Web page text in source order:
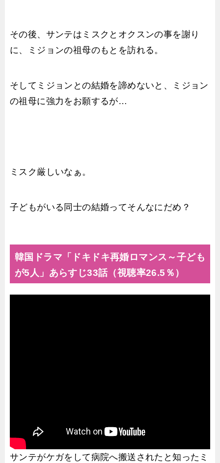
その後、サンテはミスクとオクスンの事を謝り
に、ミジョンの祖母のもとを訪れる。
そしてミジョンとの結婚を諦めないと、ミジョン
の祖母に強力をお願するが…
ミスク厳しいなぁ。
子どもがいる同士の結婚ってそんなにだめ？
韓国ドラマ「ドキドキ再婚ロマンス～子ども
が5人」あらすじ33話（視聴率26.5％）
サンテがケガをして病院へ搬送されたと知ったミ